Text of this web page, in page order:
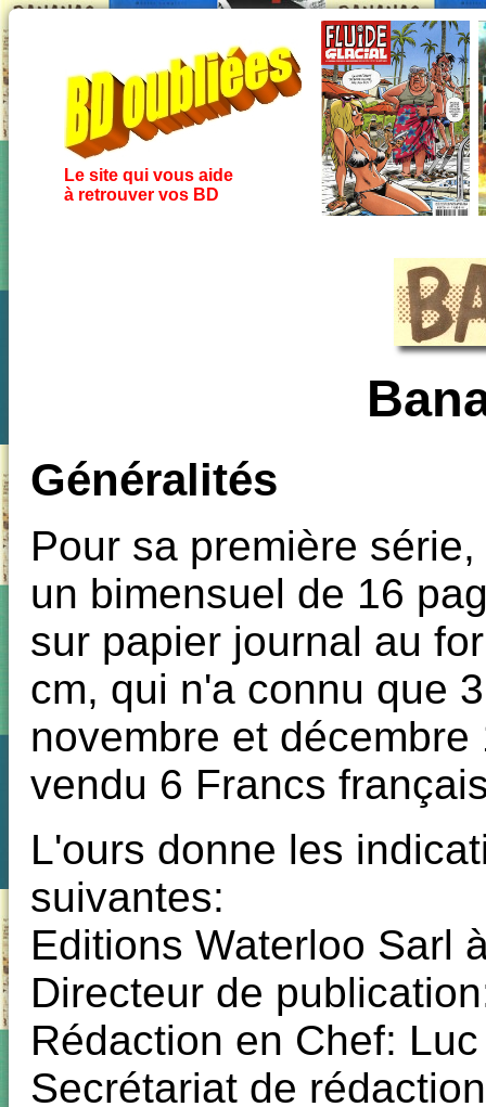
Le site qui vous aide
à retrouver vos BD
Généralités
Pour sa première
un bimensuel de 16
sur papier journal au
cm, qui n'a connu que
novembre et décembre
vendu 6 Francs
L'ours donne les
suivantes:
Editions Waterloo Sarl
Directeur de
Rédaction en Chef:
Secrétariat de